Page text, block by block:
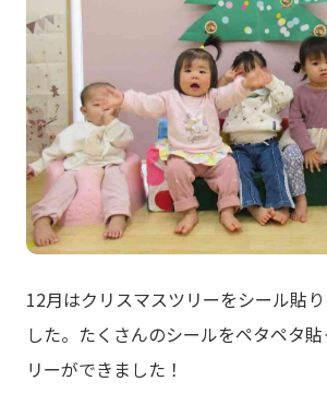
12月はクリスマスツリーをシール貼
した。たくさんのシールをペタペタ
リーができました！